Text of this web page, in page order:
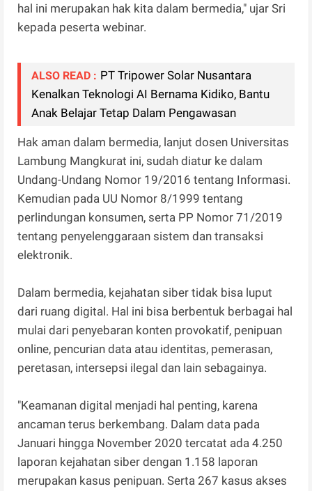
hal ini merupakan hak kita dalam bermedia," ujar Sri
kepada peserta webinar.
ALSO READ : PT Tripower Solar Nusantara
Kenalkan Teknologi AI Bernama Kidiko, Bantu
Anak Belajar Tetap Dalam Pengawasan
Hak aman dalam bermedia, lanjut dosen Universitas
Lambung Mangkurat ini, sudah diatur ke dalam
Undang-Undang Nomor 19/2016 tentang Informasi.
Kemudian pada UU Nomor 8/1999 tentang
perlindungan konsumen, serta PP Nomor 71/2019
tentang penyelenggaraan sistem dan transaksi
elektronik.
Dalam bermedia, kejahatan siber tidak bisa luput
dari ruang digital. Hal ini bisa berbentuk berbagai hal
mulai dari penyebaran konten provokatif, penipuan
online, pencurian data atau identitas, pemerasan,
peretasan, intersepsi ilegal dan lain sebagainya.
"Keamanan digital menjadi hal penting, karena
ancaman terus berkembang. Dalam data pada
Januari hingga November 2020 tercatat ada 4.250
laporan kejahatan siber dengan 1.158 laporan
merupakan kasus penipuan. Serta 267 kasus akses